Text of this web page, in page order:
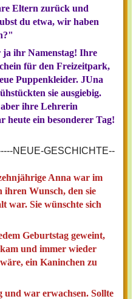
Eltern zurück und
du etwa, wir haben
ja ihr Namenstag! Ihre
für den Freizeitpark,
Puppenkleider. JUna
sie ausgiebig.
aber ihre Lehrerin
heute ein besonderer Tag!
NEUE-GESCHICHTE--
Anna war im
ihren Wunsch, den sie
war. Sie wünschte sich
Geburtstag geweint,
und immer wieder
ein Kaninchen zu
und war erwachsen. Sollte